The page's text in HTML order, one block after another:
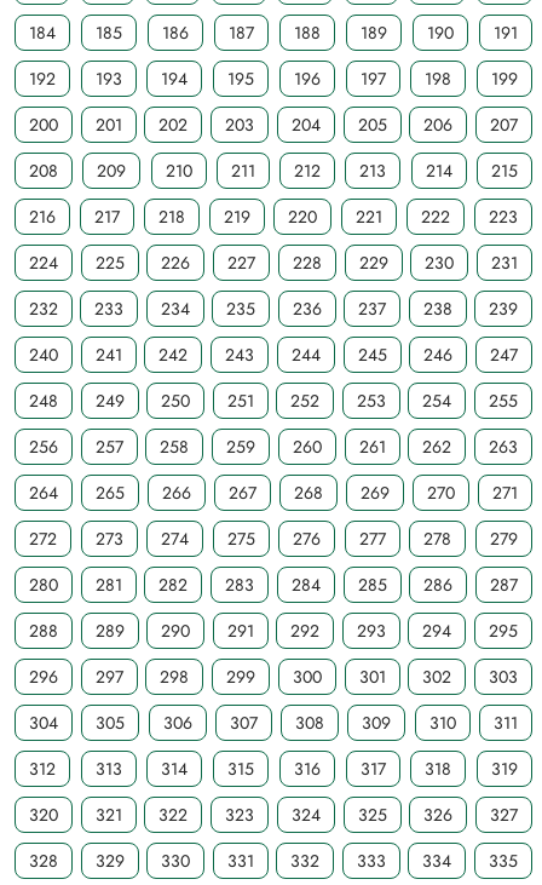
184
185 186 187 188 189 190
191
192
193 194 195 196 197 198
199
200
201 202 203 204 205 206
207
208
209 210 211 212 213 214
215
216
217 218 219 220 221 222
223
224
225 226 227 228 229 230
231
232
233 234 235 236 237 238
239
240
241 242 243 244 245 246
247
248
249 250 251 252 253 254
255
256
257 258 259 260 261 262
263
264
265 266 267 268 269 270
271
272
273 274 275 276 277 278
279
280
281 282 283 284 285 286
287
288
289 290 291 292 293 294
295
296
297 298 299 300 301 302
303
304
305 306 307 308 309 310
311
312
313 314 315 316 317 318
319
320
321 322 323 324 325 326
327
328
329 330 331 332 333 334 335